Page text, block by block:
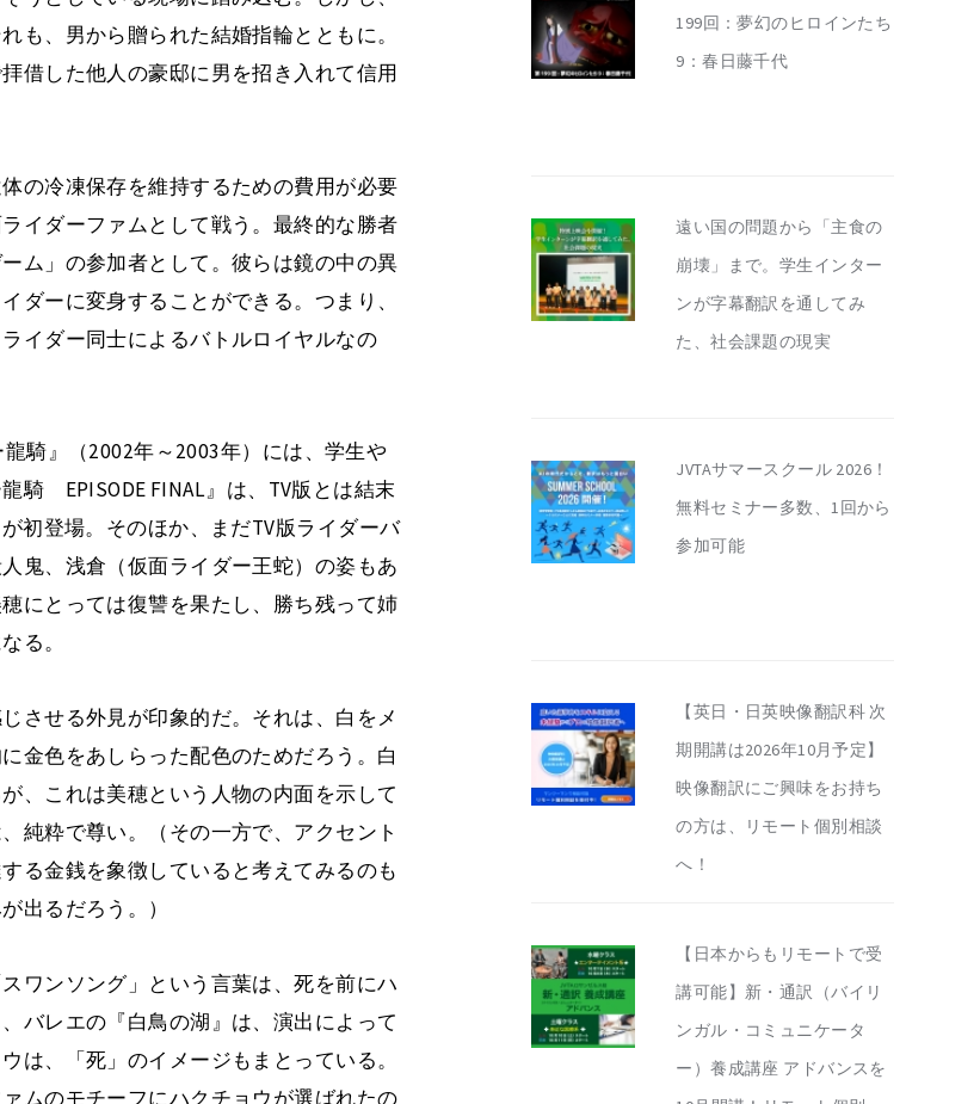
も、男から贈られた結婚指輪とともに。
借した他人の豪邸に男を招き入れて信用
の冷凍保存を維持するための費用が必要
イダーファムとして戦う。最終的な勝者
ム」の参加者として。彼らは鏡の中の異
ダーに変身することができる。つまり、
イダー同士によるバトルロイヤルなの
騎』（2002年～2003年）には、学生や
EPISODE FINAL』は、TV版とは結末
初登場。そのほか、まだTV版ライダーバ
鬼、浅倉（仮面ライダー王蛇）の姿もあ
にとっては復讐を果たし、勝ち残って姉
る。
させる外見が印象的だ。それは、白をメ
金色をあしらった配色のためだろう。白
、これは美穂という人物の内面を示して
純粋で尊い。（その一方で、アクセント
る金銭を象徴していると考えてみるのも
出るだろう。）
ワンソング」という言葉は、死を前にハ
バレエの『白鳥の湖』は、演出によって
は、「死」のイメージもまとっている。
ムのモチーフにハクチョウが選ばれたの
199回：夢幻のヒロインたち
9：春日藤千代
遠い国の問題から「主食の
崩壊」まで。学生インター
ンが字幕翻訳を通してみ
た、社会課題の現実
JVTAサマースクール 2026！
無料セミナー多数、1回から
参加可能
【英日・日英映像翻訳科 次
期開講は2026年10月予定】
映像翻訳にご興味をお持ち
の方は、リモート個別相談
へ！
【日本からもリモートで受
講可能】新・通訳（バイリ
ンガル・コミュニケータ
ー）養成講座 アドバンスを